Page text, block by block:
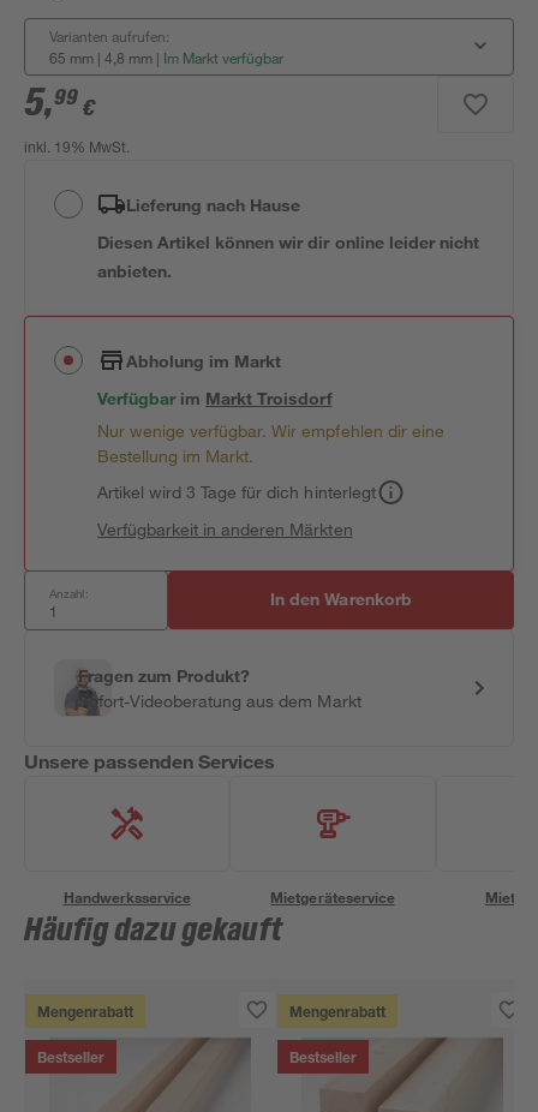
Varianten aufrufen:
65 mm | 4,8 mm | Im Markt verfügbar
5,99 €
inkl. 19% MwSt.
Lieferung nach Hause
Diesen Artikel können wir dir online leider nicht
anbieten.
Abholung im Markt
Verfügbar im MarktTroisdorf
Nur wenige verfügbar. Wir empfehlen dir eine
Bestellung im Markt.
Artikel wird 3 Tage für dich hinterlegt
Verfügbarkeit in anderen Märkten
Anzahl: In den Warenkorb
Fragen zum Produkt?
Sofort-Videoberatung aus dem Markt
Unsere passenden Services
Handwerksservice Mietgeräteservice
Häufig dazu gekauft
Mengenrabatt
Bestseller
Mengenrabatt
Bestseller